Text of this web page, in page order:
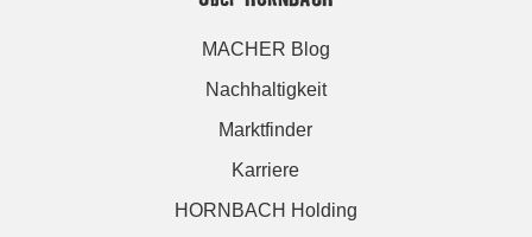
MACHER Blog
Nachhaltigkeit
Marktfinder
Karriere
HORNBACH Holding